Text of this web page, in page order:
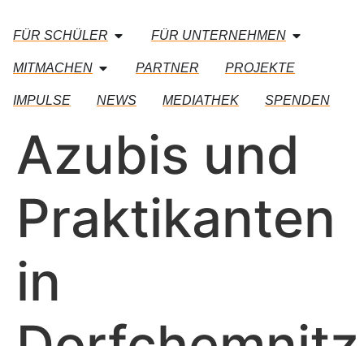
FÜR SCHÜLER FÜR UNTERNEHMEN
MITMACHEN PARTNER PROJEKTE
IMPULSE NEWS MEDIATHEK SPENDEN
Azubis und
Praktikanten
in